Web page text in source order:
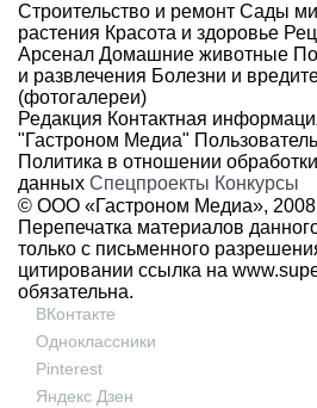
Строительство и ремонт Сады
растения Красота и здоровье
Арсенал Домашние животные
и развлечения Болезни и
(фотогалереи)
Редакция Контактная
"Гастроном Медиа"
Политика в отношении
данных Спецпроекты Конкурсы
© ООО «Гастроном Медиа»,
Перепечатка материалов
только с письменного
цитировании ссылка на
обязательна.
ВКонтакте
Одноклассники
Pinterest
Яндекс Дзен